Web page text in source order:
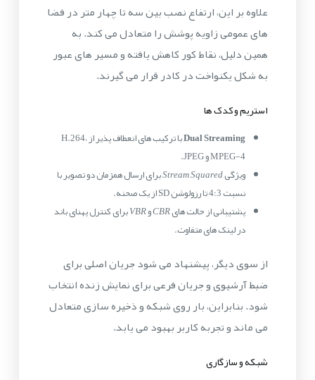
علاوه بر این، ارتفاع نصب بین سه تا چهار متر در فضا
های عمومی زاویه پوشش را متعادل می کند. به
همین دلیل، نقاط کور کاهش یافته و مسیر های عبور
به شکل یکنواخت در کادر قرار می گیرند.
استریم و کدک ها
Dual Streaming
با ترکیب های انعطاف پذیر از H.264،
MPEG-4 و JPEG.
ویژگیStream Squaredبرای ارسال همزمان دو تصویر با
نسبت 4:3 تا رزولوشن SD از یک صحنه.
پشتیبانی از حالت هایCBRوVBRبرای کنترل پهنای باند
در لینک های متفاوت.
از سوی دیگر، پیشنهاد می شود جریان اصلی برای
ضبط آرشیوی و جریان فرعی برای نمایش زنده انتخاب
شود. بنابراین، بار روی شبکه و ذخیره سازی متعادل
می ماند و تجربه کاربر بهبود می یابد.
شبکه و سازگاری